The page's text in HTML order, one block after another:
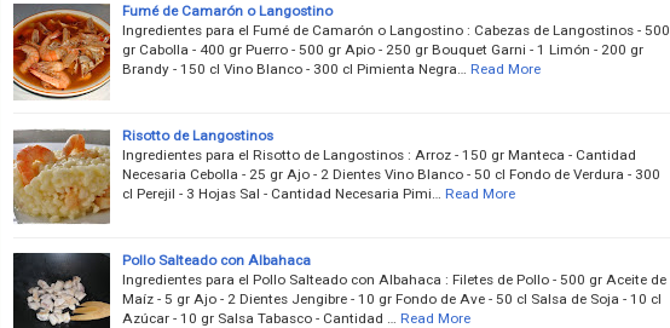
Fumé de Camarón o Langostino
Ingredientes para el Fumé de Camarón o Langostino : Cabezas de Langostinos - 500
gr Cabolla - 400 gr Puerro - 500 gr Apio - 250 gr Bouquet Garni - 1 Limón - 200 gr
Brandy - 150 cl Vino Blanco - 300 cl Pimienta Negra…
Read More
Risotto de Langostinos
Ingredientes para el Risotto de Langostinos : Arroz - 150 gr Manteca - Cantidad
Necesaria Cebolla - 25 gr Ajo - 2 Dientes Vino Blanco - 50 cl Fondo de Verdura - 300
cl Perejil - 3 Hojas Sal - Cantidad Necesaria Pimi…
Read More
Pollo Salteado con Albahaca
Ingredientes para el Pollo Salteado con Albahaca : Filetes de Pollo - 500 gr Aceite de
Maíz - 5 gr Ajo - 2 Dientes Jengibre - 10 gr Fondo de Ave - 50 cl Salsa de Soja - 10 cl
Azúcar - 10 gr Salsa Tabasco - Cantidad …
Read More